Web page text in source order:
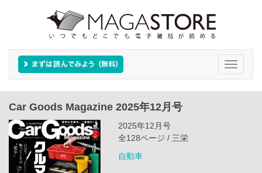
Toggle
Car Goods Magazine 2025年12月号
2025年12月号
全128ページ / 三栄
自動車